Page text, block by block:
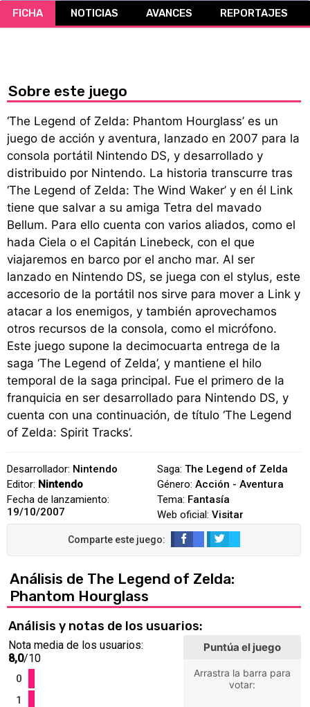
CÓMICS
FICHA NOTICIAS AVANCES REPORTAJES
Sobre este juego
‘The Legend of Zelda: Phantom Hourglass’ es un
juego de acción y aventura, lanzado en 2007 para la
consola portátil Nintendo DS, y desarrollado y
distribuido por Nintendo. La historia transcurre tras
‘The Legend of Zelda: The Wind Waker’ y en él Link
tiene que salvar a su amiga Tetra del mavado
Bellum. Para ello cuenta con varios aliados, como el
hada Ciela o el Capitán Linebeck, con el que
viajaremos en barco por el ancho mar. Al ser
lanzado en Nintendo DS, se juega con el stylus, este
accesorio de la portátil nos sirve para mover a Link y
atacar a los enemigos, y también aprovechamos
otros recursos de la consola, como el micrófono.
Este juego supone la decimocuarta entrega de la
saga ‘The Legend of Zelda’, y mantiene el hilo
temporal de la saga principal. Fue el primero de la
franquicia en ser desarrollado para Nintendo DS, y
cuenta con una continuación, de título ‘The Legend
of Zelda: Spirit Tracks’.
Desarrollador: Nintendo
Editor: Nintendo
Fecha de lanzamiento:
19/10/2007
Saga: The Legend of Zelda
Género: Acción - Aventura
Tema: Fantasía
Web oficial: Visitar
Análisis de The Legend of Zelda:
Phantom Hourglass
Análisis y notas de los usuarios:
Nota media de los usuarios:
8,0/10
0
1
Puntúa el juego
Arrastra la barra para
votar: